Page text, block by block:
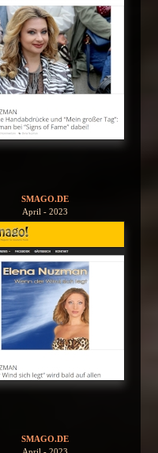
SMAGO.DE
April - 2023
SMAGO.DE